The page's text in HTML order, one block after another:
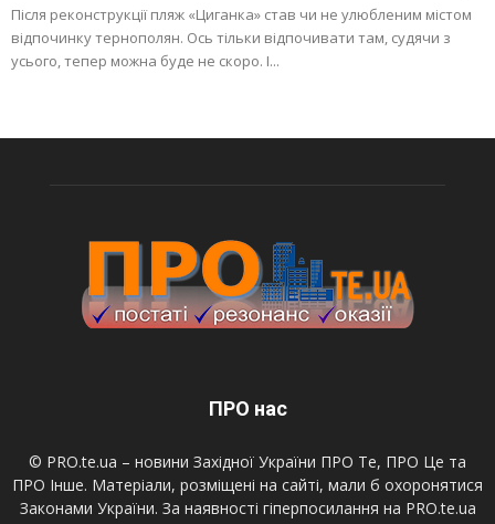
Після реконструкції пляж «Циганка» став чи не улюбленим містом
відпочинку тернополян. Ось тільки відпочивати там, судячи з
усього, тепер можна буде не скоро. І...
ПРО нас
© PRO.te.ua – новини Західної України ПРО Те, ПРО Це та
ПРО Інше. Матеріали, розміщені на сайті, мали б охоронятися
Законами України. За наявності гіперпосилання на PRO.te.ua